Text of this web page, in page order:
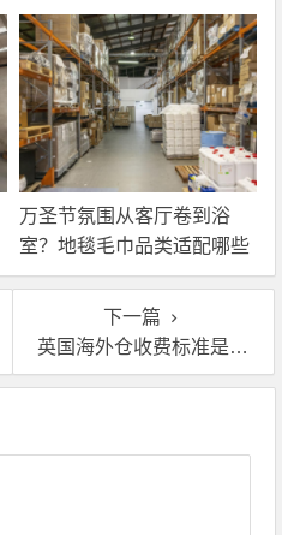
解决！
万圣节氛围从客厅卷到浴
室？地毯毛巾品类适配哪些
海外仓服务？
下一篇
英国海外仓收费标准是怎样的？